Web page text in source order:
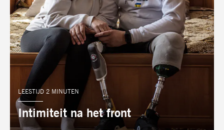
Intimiteit na het front
LEESTIJD 2 MINUTEN